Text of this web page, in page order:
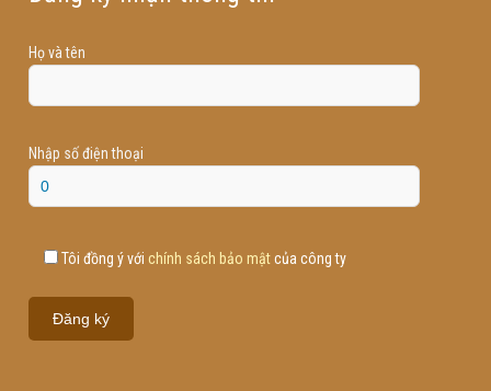
Họ và tên
Nhập số điện thoại
Tôi đồng ý với chính sách bảo mậtcủa công ty